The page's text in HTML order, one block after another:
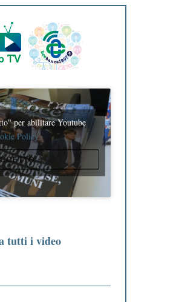
per abilitare Youtube
Policy
tutti i video